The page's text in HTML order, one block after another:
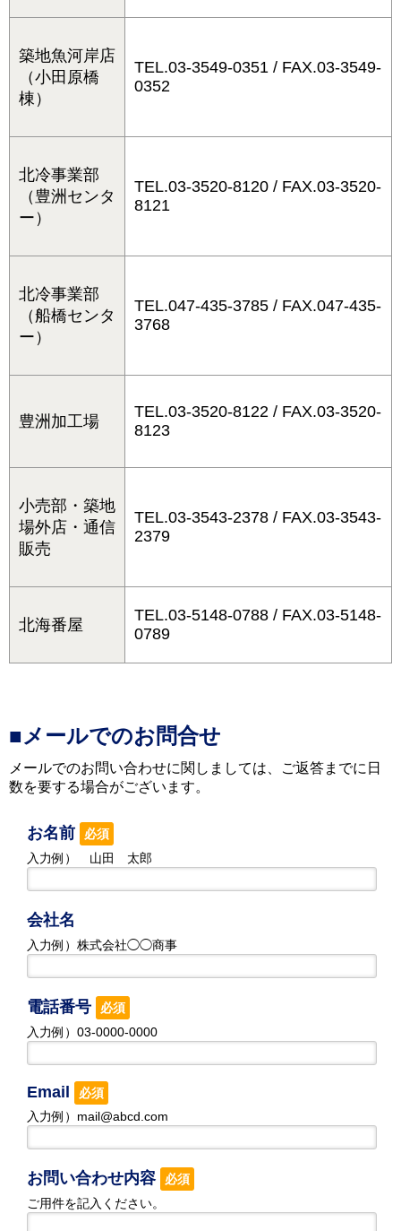
築地魚河岸店
（小田原橋
棟）
TEL.03-3549-0351 / FAX.03-3549-
0352
北冷事業部
（豊洲センタ
ー）
TEL.03-3520-8120 / FAX.03-3520-
8121
北冷事業部
（船橋センタ
ー）
TEL.047-435-3785 / FAX.047-435-
3768
豊洲加工場
TEL.03-3520-8122 / FAX.03-3520-
8123
小売部・築地
場外店・通信
販売
TEL.03-3543-2378 / FAX.03-3543-
2379
北海番屋
TEL.03-5148-0788 / FAX.03-5148-
0789
■メールでのお問合せ
メールでのお問い合わせに関しましては、ご返答までに日
数を要する場合がございます。
お名前
必須
入力例） 山田 太郎
会社名
入力例）株式会社◯◯商事
電話番号
必須
入力例）03-0000-0000
Email
必須
入力例）mail@abcd.com
お問い合わせ内容
必須
ご用件を記入ください。